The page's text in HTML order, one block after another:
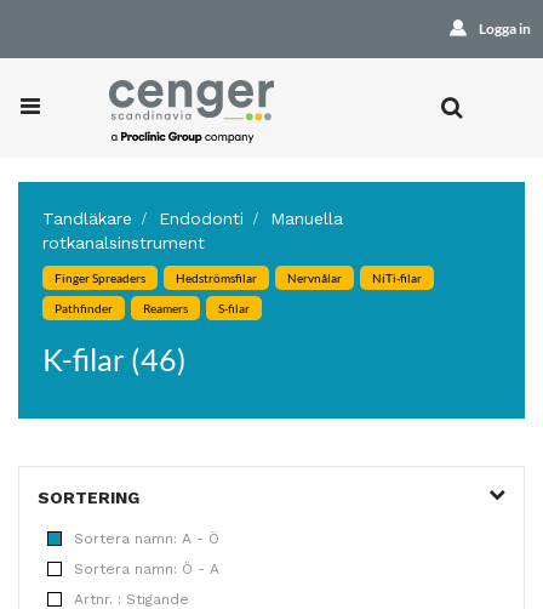
Logga in
Tandläkare Endodonti
Manuella
rotkanalsinstrument
Finger Spreaders Hedströmsfilar Nervnålar NiTi-filar
Pathfinder Reamers S-filar
K-filar (46)
SORTERING
Sortera namn: A - Ö
Sortera namn: Ö - A
Artnr. : Stigande